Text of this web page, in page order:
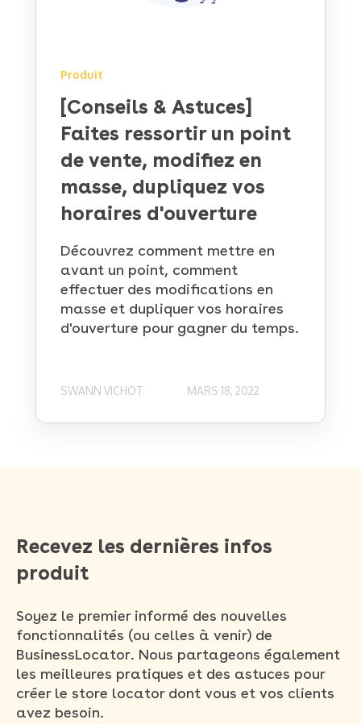
Produit
[Conseils & Astuces]
Faites ressortir un point
de vente, modifiez en
masse, dupliquez vos
horaires d'ouverture
Découvrez comment mettre en
avant un point, comment
effectuer des modifications en
masse et dupliquer vos horaires
d'ouverture pour gagner du temps.
SWANN VICHOT MARS 18, 2022
Recevez les dernières infos
produit
Soyez le premier informé des nouvelles
fonctionnalités (ou celles à venir) de
BusinessLocator. Nous partageons également
les meilleures pratiques et des astuces pour
créer le store locator dont vous et vos clients
avez besoin.